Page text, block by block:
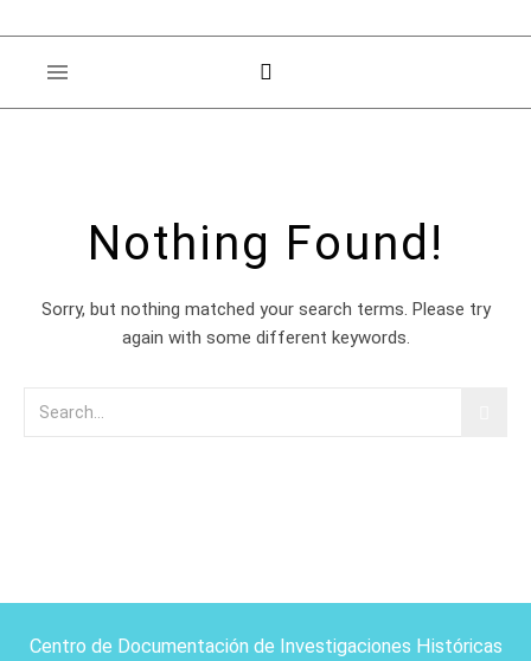
Nothing Found!
Sorry, but nothing matched your search terms. Please try
again with some different keywords.
Centro de Documentación de Investigaciones Históricas